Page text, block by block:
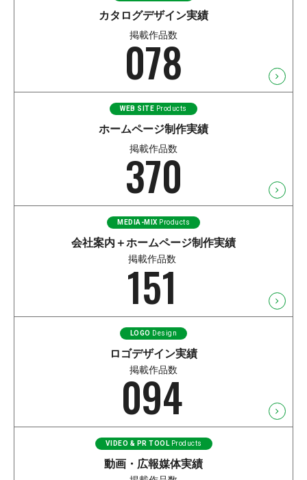
カタログデザイン実績
掲載作品数
078
WEB SITE Products
ホームページ制作実績
掲載作品数
370
MEDIA-MIX Products
会社案内＋ホームページ制作実績
掲載作品数
151
LOGO Design
ロゴデザイン実績
掲載作品数
094
VIDEO & PR TOOL Products
動画・広報媒体実績